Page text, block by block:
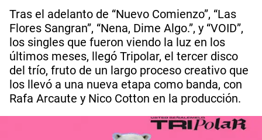
Tras el adelanto de “Nuevo Comienzo”, “Las
Flores Sangran”, “Nena, Dime Algo.”, y “VOID”,
los singles que fueron viendo la luz en los
últimos meses, llegó Tripolar, el tercer disco
del trío, fruto de un largo proceso creativo que
los llevó a una nueva etapa como banda, con
Rafa Arcaute y Nico Cotton en la producción.